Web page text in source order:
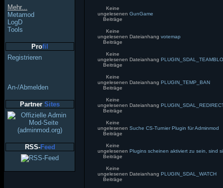
Mehr...
Metamod
LogD
Tools
Profil
Registrieren
An-/Abmelden
Partner Sites
RSS-Feed
Keine
ungelesenen
Beiträge
GunGame
Keine
ungelesenen
Beiträge
Dateianhang votemap
Keine
ungelesenen
Beiträge
Dateianhang
Keine
ungelesenen
Beiträge
Dateianhang PLUGIN_TEMP_BAN
Keine
ungelesenen
Beiträge
Dateianhang
Keine
ungelesenen
Beiträge
Suche CS-Turnier Plugin für Adminmod
Keine
ungelesenen
Beiträge
Plugins scheinen aktiviert zu sein, sind
Keine
ungelesenen
Beiträge
Dateianhang PLUGIN_SDAL_WATCH